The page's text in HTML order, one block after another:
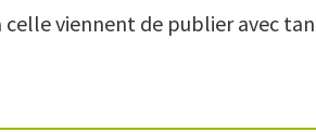
celle viennent de publier avec